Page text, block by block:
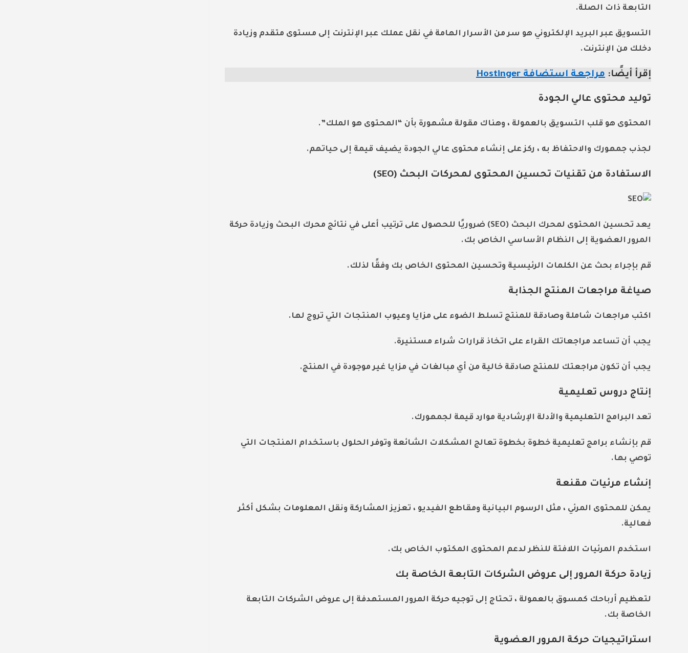
التابعة ذات الصلة.
التسويق عبر البريد الإلكتروني هو سر من الأسرار الهامة في نقل عملك عبر الإنترنت إلى مستوى متقدم وزيادة
دخلك من الإنترنت.
إقرأ أيضًا: مراجعة استضافة Hostinger
توليد محتوى عالي الجودة
المحتوى هو قلب التسويق بالعمولة ، وهناك مقولة مشهورة بأن “المحتوى هو الملك”.
لجذب جمهورك والاحتفاظ به ، ركز على إنشاء محتوى عالي الجودة يضيف قيمة إلى حياتهم.
الاستفادة من تقنيات تحسين المحتوى لمحركات البحث (SEO)
يعد تحسين المحتوى لمحرك البحث (SEO) ضروريًا للحصول على ترتيب أعلى في نتائج محرك البحث وزيادة حركة
المرور العضوية إلى النظام الأساسي الخاص بك.
قم بإجراء بحث عن الكلمات الرئيسية وتحسين المحتوى الخاص بك وفقًا لذلك.
صياغة مراجعات المنتج الجذابة
اكتب مراجعات شاملة وصادقة للمنتج تسلط الضوء على مزايا وعيوب المنتجات التي تروج لها.
يجب أن تساعد مراجعاتك القراء على اتخاذ قرارات شراء مستنيرة.
يجب أن تكون مراجعتك للمنتج صادقة خالية من أي مبالغات في مزايا غير موجودة في المنتج.
إنتاج دروس تعليمية
تعد البرامج التعليمية والأدلة الإرشادية موارد قيمة لجمهورك.
قم بإنشاء برامج تعليمية خطوة بخطوة تعالج المشكلات الشائعة وتوفر الحلول باستخدام المنتجات التي
توصي بها.
إنشاء مرئيات مقنعة
يمكن للمحتوى المرئي ، مثل الرسوم البيانية ومقاطع الفيديو ، تعزيز المشاركة ونقل المعلومات بشكل أكثر
فعالية.
استخدم المرئيات اللافتة للنظر لدعم المحتوى المكتوب الخاص بك.
زيادة حركة المرور إلى عروض الشركات التابعة الخاصة بك
لتعظيم أرباحك كمسوق بالعمولة ، تحتاج إلى توجيه حركة المرور المستهدفة إلى عروض الشركات التابعة
الخاصة بك.
استراتيجيات حركة المرور العضوية